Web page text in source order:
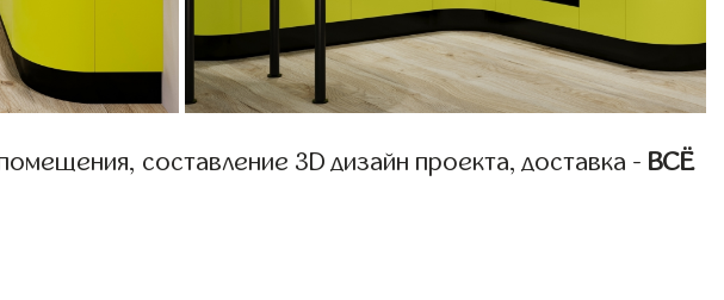
составление 3D дизайн проекта, доставка - ВСЁ